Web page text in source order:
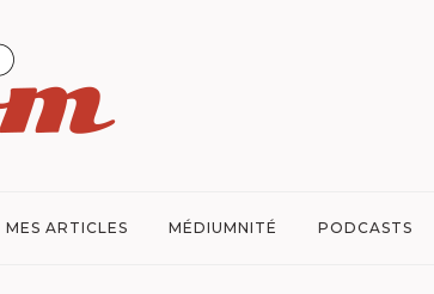
MES ARTICLES MÉDIUMNITÉ PODCASTS